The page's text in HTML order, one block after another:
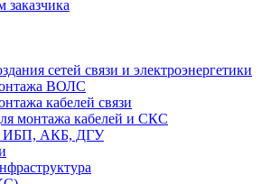
сетей связи и электроэнергетики
ВОЛС
кабелей связи
монтажа кабелей и СКС
АКБ, ДГУ